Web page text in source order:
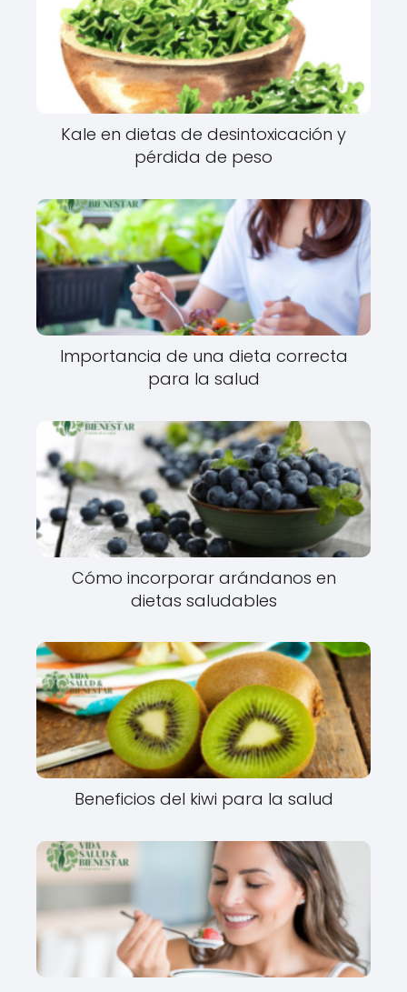
Kale en dietas de desintoxicación y
pérdida de peso
Importancia de una dieta correcta
para la salud
Cómo incorporar arándanos en
dietas saludables
Beneficios del kiwi para la salud